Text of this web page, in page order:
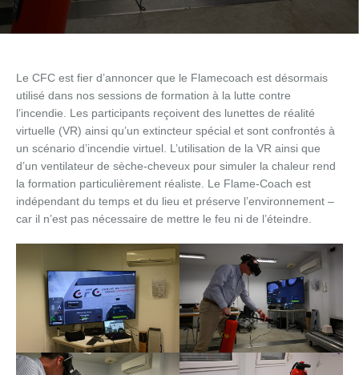
Le CFC est fier d’annoncer que le Flamecoach est désormais
utilisé dans nos sessions de formation à la lutte contre
l’incendie. Les participants reçoivent des lunettes de réalité
virtuelle (VR) ainsi qu’un extincteur spécial et sont confrontés à
un scénario d’incendie virtuel. L’utilisation de la VR ainsi que
d’un ventilateur de sèche-cheveux pour simuler la chaleur rend
la formation particulièrement réaliste. Le Flame-Coach est
indépendant du temps et du lieu et préserve l’environnement –
car il n’est pas nécessaire de mettre le feu ni de l’éteindre.